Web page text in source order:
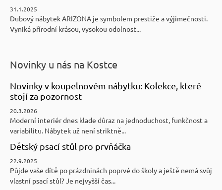
31.1.2025
Dubový nábytek ARIZONA je symbolem prestiže a výjimečnosti.
Vyniká přírodní krásou, vysokou odolnost...
Novinky u nás na Kostce
Novinky v koupelnovém nábytku: Kolekce, které
stojí za pozornost
20.3.2026
Moderní interiér dnes klade důraz na jednoduchost, funkčnost a
variabilitu. Nábytek už není striktně...
Dětský psací stůl pro prvňáčka
22.9.2025
Půjde vaše dítě po prázdninách poprvé do školy a ještě nemá svůj
vlastní psací stůl? Je nejvyšší čas...